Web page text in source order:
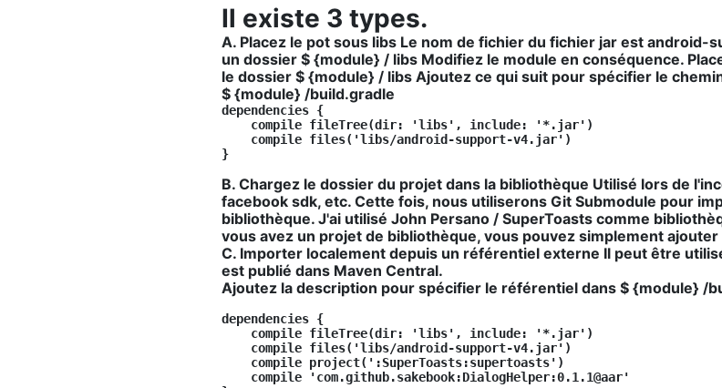
Il existe 3 types.
A. Placez le pot sous libs Le nom de fichier du fichier jar est android-
un dossier $ {module} / libs Modifiez le module en conséquence.
le dossier $ {module} / libs Ajoutez ce qui suit pour spécifier le
$ {module} /build.gradle
dependencies {
    compile fileTree(dir: 'libs', include: '*.jar')
    compile files('libs/android-support-v4.jar')
B. Chargez le dossier du projet dans la bibliothèque Utilisé lors de
facebook sdk, etc. Cette fois, nous utiliserons Git Submodule pour
bibliothèque. J'ai utilisé John Persano / SuperToasts comme
vous avez un projet de bibliothèque, vous pouvez simplement
C. Importer localement depuis un référentiel externe Il peut être
est publié dans Maven Central.
Ajoutez la description pour spécifier le référentiel dans $ {module} /
dependencies {
    compile fileTree(dir: 'libs', include: '*.jar')
    compile files('libs/android-support-v4.jar')
    compile project(':SuperToasts:supertoasts')
    compile 'com.github.sakebook:DialogHelper:0.1.1@aar'